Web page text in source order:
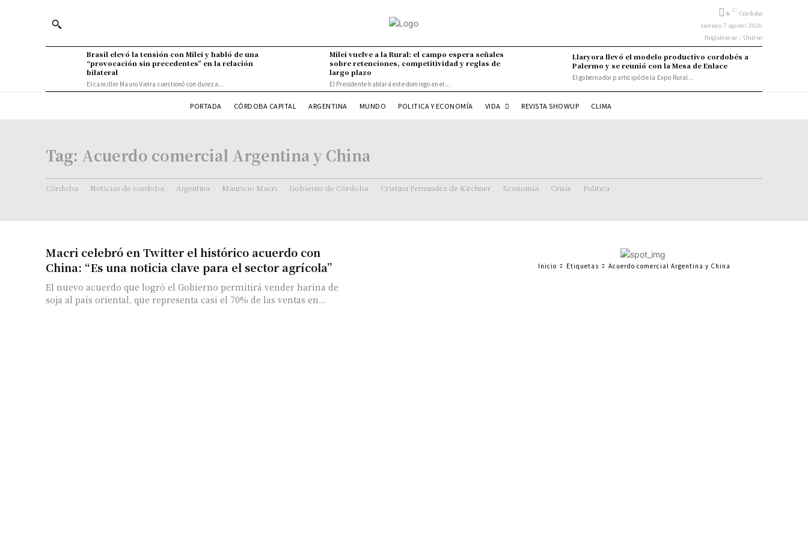
6 C Córdoba
viernes 7 agosto 2026
Registrarse / Unirse
Brasil elevó la tensión con Milei y habló de una
“provocación sin precedentes” en la relación
bilateral
El canciller Mauro Vieira cuestionó con dureza...
Milei vuelve a la Rural: el campo espera señales
sobre retenciones, competitividad y reglas de
largo plazo
El Presidente hablará este domingo en el...
Llaryora llevó el modelo productivo cordobés a
Palermo y se reunió con la Mesa de Enlace
El gobernador participó de la Expo Rural...
PORTADA CÓRDOBA CAPITAL ARGENTINA MUNDO POLITICA Y ECONOMÍA VIDA REVISTA SHOWUP CLIMA
Tag: Acuerdo comercial Argentina y China
Córdoba Noticias de cordoba Argentina Mauricio Macri Gobierno de Córdoba Cristina Fernandez de Kirchner Economía Crisis Politica
Macri celebró en Twitter el histórico acuerdo con
China: “Es una noticia clave para el sector agrícola”
El nuevo acuerdo que logró el Gobierno permitirá vender harina de
soja al país oriental, que representa casi el 70% de las ventas en...
Inicio Etiquetas Acuerdo comercial Argentina y China